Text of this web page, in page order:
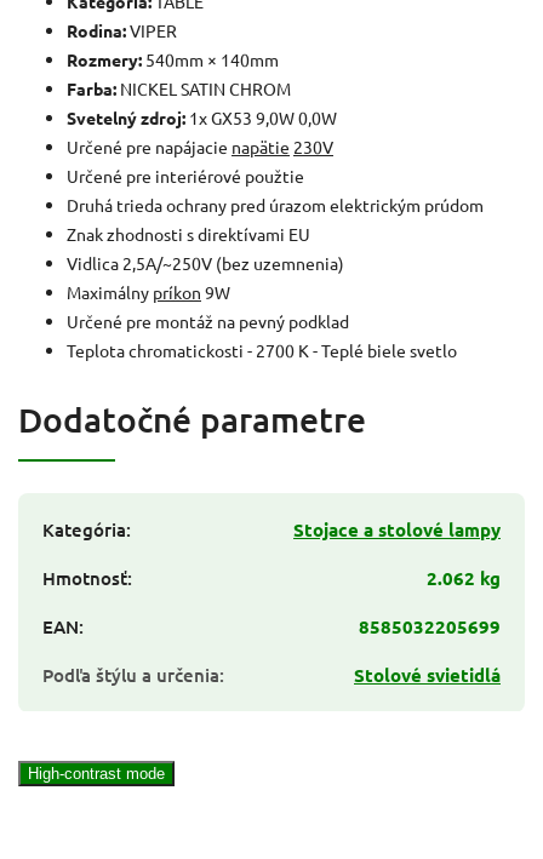
Rodina:VIPER
Rozmery: 540mm × 140mm
Farba: NICKEL SATIN CHROM
Svetelný zdroj: 1x GX53 9,0W 0,0W
Určené pre napájacie napätie 230V
Určené pre interiérové použtie
Druhá trieda ochrany pred úrazom elektrickým prúdom
Znak zhodnosti s direktívami EU
Vidlica 2,5A/~250V (bez uzemnenia)
Maximálny príkon 9W
Určené pre montáž na pevný podklad
Teplota chromatickosti - 2700 K - Teplé biele svetlo
Dodatočné parametre
Kategória:
Stojace a stolové lampy
Hmotnosť:
2.062 kg
EAN:
8585032205699
Podľa štýlu a určenia: Stolové svietidlá
High-contrast mode